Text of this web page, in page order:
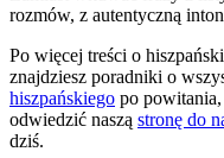
rozmów, z autentyczną
Po więcej treści o
znajdziesz poradniki o
hiszpańskiego po
odwiedzić naszą stronę do
dziś.